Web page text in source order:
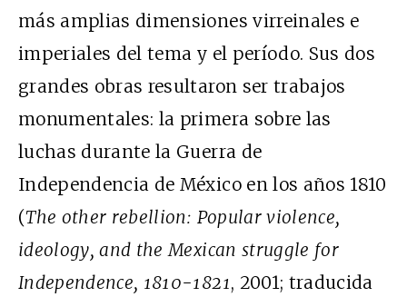
más amplias dimensiones virreinales e
imperiales del tema y el período. Sus dos
grandes obras resultaron ser trabajos
monumentales: la primera sobre las
luchas durante la Guerra de
Independencia de México en los años 1810
(The other rebellion: Popular violence,
ideology, and the Mexican struggle for
Independence, 1810-1821, 2001; traducida